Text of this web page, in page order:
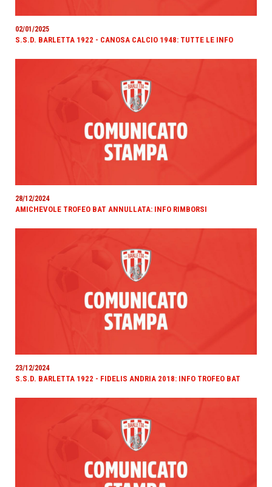
02/01/2025
S.S.D. BARLETTA 1922 - CANOSA CALCIO 1948: TUTTE LE INFO
28/12/2024
AMICHEVOLE TROFEO BAT ANNULLATA: INFO RIMBORSI
23/12/2024
S.S.D. BARLETTA 1922 - FIDELIS ANDRIA 2018: INFO TROFEO BAT